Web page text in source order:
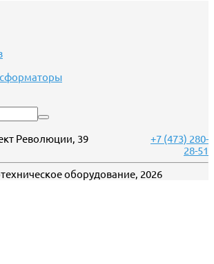
Революции, 39
+7 (473) 280-
28-51
оборудование, 2026